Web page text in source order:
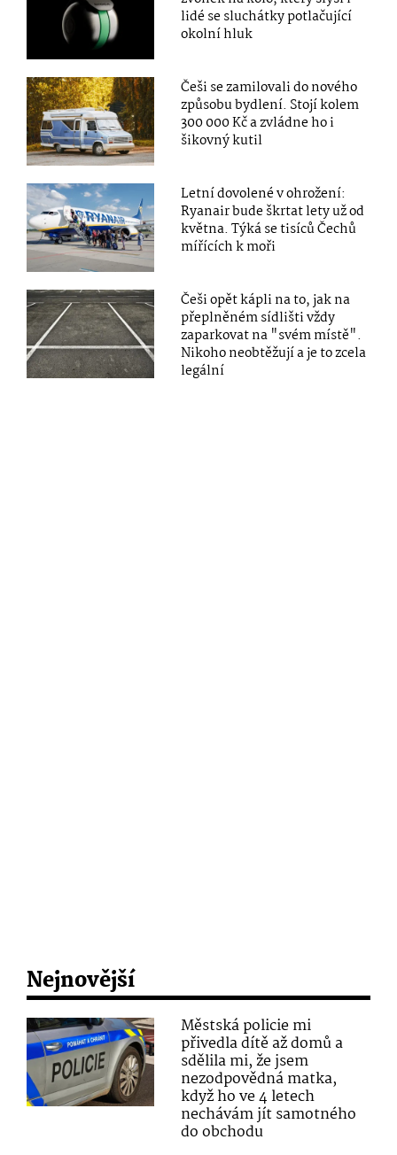
lidé se sluchátky potlačující
okolní hluk
Češi se zamilovali do nového
způsobu bydlení. Stojí kolem
300 000 Kč a zvládne ho i
šikovný kutil
Letní dovolené v ohrožení:
Ryanair bude škrtat lety už od
května. Týká se tisíců Čechů
mířících k moři
Češi opět kápli na to, jak na
přeplněném sídlišti vždy
zaparkovat na "svém místě".
Nikoho neobtěžují a je to zcela
legální
Nejnovější
Městská policie mi
přivedla dítě až domů a
sdělila mi, že jsem
nezodpovědná matka,
když ho ve 4 letech
nechávám jít samotného
do obchodu